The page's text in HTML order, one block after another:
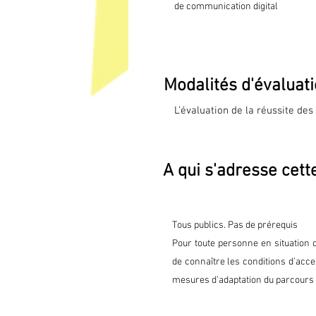
Mise en pratique des
de communication digital
Modalités
L’évaluation de la réussite
certifiantes.
A mi-parcours et en fin de
qualité.
Environ un mois après la fin
pour recueillir les
A qui s'adresse
Tous publics. Pas de prérequis
Pour toute personne en situation
de connaître les conditions
mesures d’adaptation du